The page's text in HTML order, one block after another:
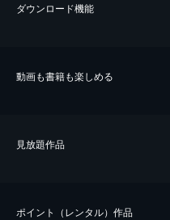
ダウンロード機能
動画も書籍も楽しめる
⾒放題作品
ポイント（レンタル）作品